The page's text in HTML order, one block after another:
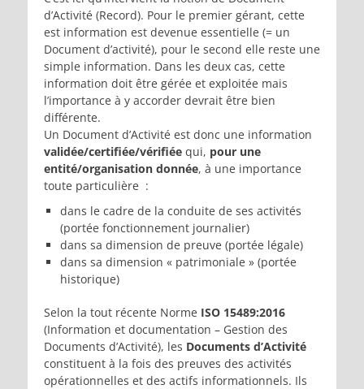
d’Activité (Record). Pour le premier gérant, cette
est information est devenue essentielle (= un
Document d’activité), pour le second elle reste une
simple information. Dans les deux cas, cette
information doit être gérée et exploitée mais
l’importance à y accorder devrait être bien
différente.
Un Document d’Activité est donc une information
validée/certifiée/vérifiée qui, pour une
entité/organisation donnée, à une importance
toute particulière :
dans le cadre de la conduite de ses activités
(portée fonctionnement journalier)
dans sa dimension de preuve (portée légale)
dans sa dimension « patrimoniale » (portée
historique)
Selon la tout récente Norme ISO 15489:2016
(Information et documentation – Gestion des
Documents d’Activité), les Documents d’Activité
constituent à la fois des preuves des activités
opérationnelles et des actifs informationnels. Ils